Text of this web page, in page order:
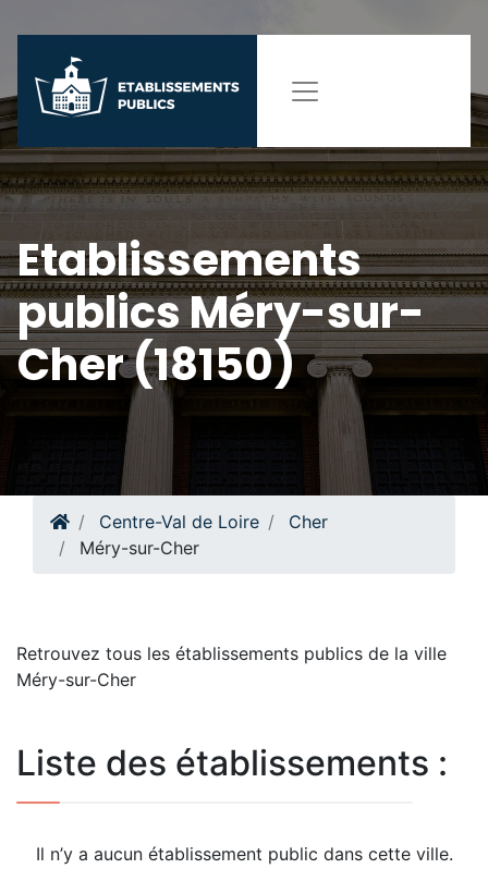
Etablissements
publics Méry-sur-
Cher (18150)
Centre-Val de Loire
Cher
Méry-sur-Cher
Retrouvez tous les établissements publics de la ville
Méry-sur-Cher
Liste des établissements :
Il n’y a aucun établissement public dans cette ville.